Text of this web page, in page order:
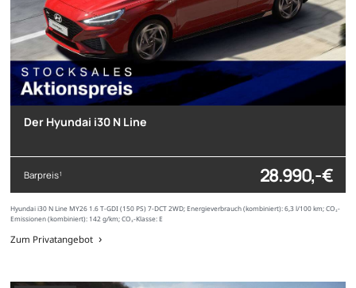
Der Hyundai i30 N Line
Barpreis1 28.990,- €
Hyundai i30 N Line MY26 1.6 T-GDI (150 PS) 7-DCT 2WD; Energieverbrauch (kombiniert): 6,3 l/100 km; CO₂-
Emissionen (kombiniert): 142 g/km; CO₂-Klasse: E
Zum Privatangebot